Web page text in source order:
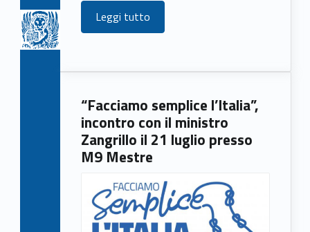
Leggi tutto
“Facciamo semplice l’Italia”,
incontro con il ministro
Zangrillo il 21 luglio presso
M9 Mestre